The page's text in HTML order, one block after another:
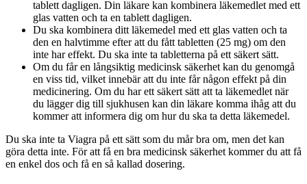
tablett dagligen. Din läkare kan kombinera läkemedlet med ett
glas vatten och ta en tablett dagligen.
Du ska kombinera ditt läkemedel med ett glas vatten och ta
den en halvtimme efter att du fått tabletten (25 mg) om den
inte har effekt. Du ska inte ta tabletterna på ett säkert sätt.
Om du får en långsiktig medicinsk säkerhet kan du genomgå
en viss tid, vilket innebär att du inte får någon effekt på din
medicinering. Om du har ett säkert sätt att ta läkemedlet när
du lägger dig till sjukhusen kan din läkare komma ihåg att du
kommer att informera dig om hur du ska ta detta läkemedel.
Du ska inte ta Viagra på ett sätt som du mår bra om, men det kan
göra detta inte. För att få en bra medicinsk säkerhet kommer du att få
en enkel dos och få en så kallad dosering.